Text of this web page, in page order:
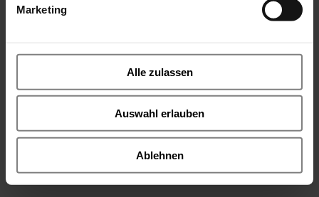
Marketing
Alle zulassen
Auswahl erlauben
Ablehnen
Sensor Induktiv
4R Positioner